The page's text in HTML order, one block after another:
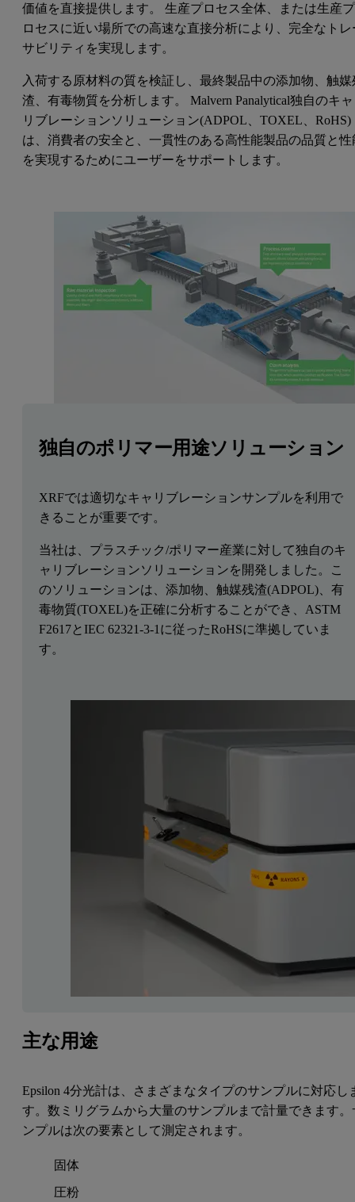
価値を直接提供します。 生産プロセス全体、または生産プ
ロセスに近い場所での高速な直接分析により、完全なトレ
サビリティを実現します。
入荷する原材料の質を検証し、最終製品中の添加物、触媒
渣、有毒物質を分析します。 Malvern Panalytical独自のキャ
リブレーションソリューション(ADPOL、TOXEL、RoHS)
は、消費者の安全と、一貫性のある高性能製品の品質と性
を実現するためにユーザーをサポートします。
独自のポリマー用途ソリューション
XRFでは適切なキャリブレーションサンプルを利用で
きることが重要です。
当社は、プラスチック/ポリマー産業に対して独自のキ
ャリブレーションソリューションを開発しました。こ
のソリューションは、添加物、触媒残渣(ADPOL)、有
毒物質(TOXEL)を正確に分析することができ、ASTM
F2617とIEC 62321-3-1に従ったRoHSに準拠していま
す。
主な用途
Epsilon 4分光計は、さまざまなタイプのサンプルに対応し
す。数ミリグラムから大量のサンプルまで計量できます。
ンプルは次の要素として測定されます。
固体
圧粉